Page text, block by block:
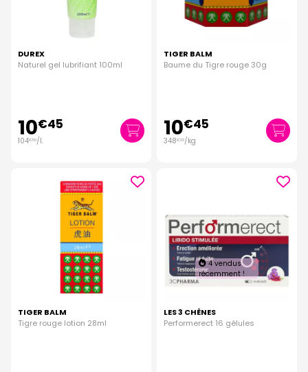
DUREX
Naturel gel lubrifiant 100ml
10€45
104€50/l.
TIGER BALM
Baume du Tigre rouge 30g
10€45
348€33/kg
TIGER BALM
Tigre rouge lotion 28ml
4 vendus
récemment !
LES 3 CHÊNES
Performerect 16 gélules